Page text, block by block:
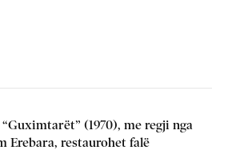
(1970), me regji nga
Erebara, restaurohet falë